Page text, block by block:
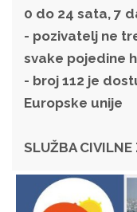
0 do 24 sata, 7
- pozivatelj ne
svake pojedine
- broj 112 je
Europske unije
SLUŽBA CIVILNE